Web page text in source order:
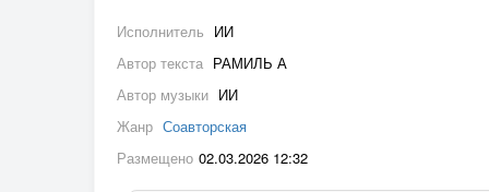
Исполнитель ИИ
Автор текста РАМИЛЬ А
Автор музыки ИИ
Жанр Соавторская
Размещено 02.03.2026 12:32